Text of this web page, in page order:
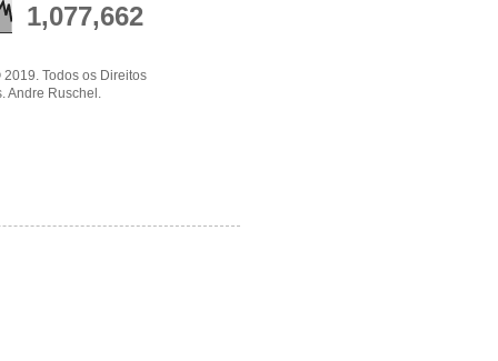
1,077,662
Todos os Direitos
Andre Ruschel.